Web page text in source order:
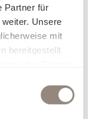
Partner für
Unsere
mit
bereitgestellt